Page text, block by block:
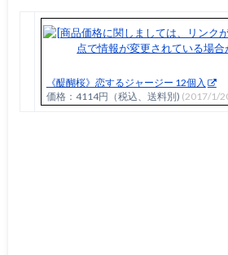
《醍醐桜》恋するジャージー 12個入
価格：4114円（税込、送料別) (2017/1/